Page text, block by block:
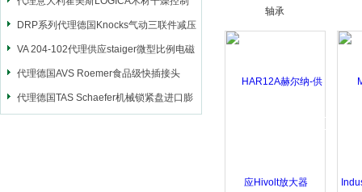
仪
DRP系列代理德国Knocks气动三联件减压
阀
VA 204-102代理供应staiger微型比例电磁
阀
代理德国AVS Roemer食品级快插接头
代理德国TAS Schaefer机械锁紧盘进口膨
轴承